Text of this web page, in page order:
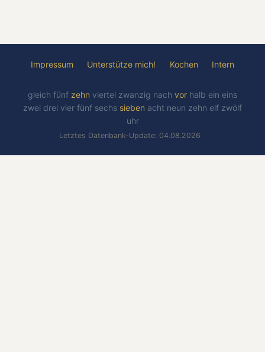
Impressum Unterstütze mich! Kochen Intern
gleich fünf zehn viertel zwanzig nach vor halb ein eins
zwei drei vier fünf sechs sieben acht neun zehn elf zwölf
uhr
Letztes Datenbank-Update: 04.08.2026